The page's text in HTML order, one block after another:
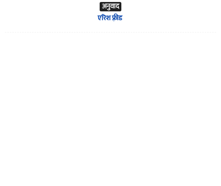
अनुवाद
एरिश फ़्रीड